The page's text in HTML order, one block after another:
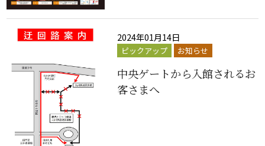
2024年01月14日
ピックアップ お知らせ
中央ゲートから入館されるお
客さまへ